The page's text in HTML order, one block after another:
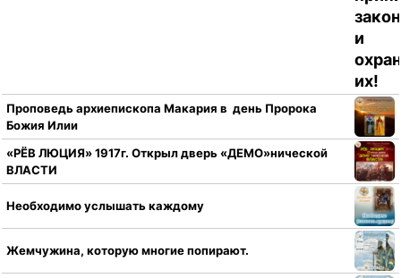
Проповедь архиепископа Макария в день Пророка
Божия Илии
«РЁВ ЛЮЦИЯ» 1917г. Открыл дверь «ДЕМО»нической
ВЛАСТИ
Необходимо услышать каждому
Жемчужина, которую многие попирают.